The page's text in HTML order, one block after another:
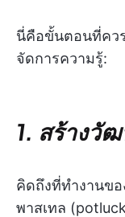
นี่คือขั้นตอนที่คว
จัดการความรู้:
1. สร้างวั
คิดถึงที่ทำงานข
พาสเทล